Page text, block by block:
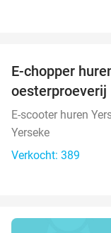
E-chopper
oesterproeverij
E-scooter huren
Yerseke
Verkocht: 389